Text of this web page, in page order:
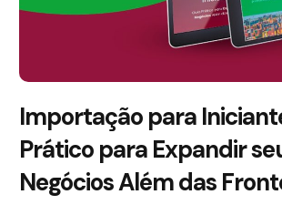
Importação para
Prático para Expandir
Negócios Além das